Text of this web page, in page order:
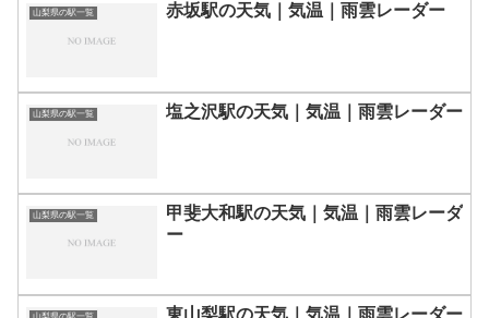
山梨県の駅一覧 赤坂駅の天気｜気温｜雨雲レーダー
山梨県の駅一覧 塩之沢駅の天気｜気温｜雨雲レーダー
山梨県の駅一覧
甲斐大和駅の天気｜気温｜雨雲レーダ
ー
東山梨駅の天気｜気温｜雨雲レーダー